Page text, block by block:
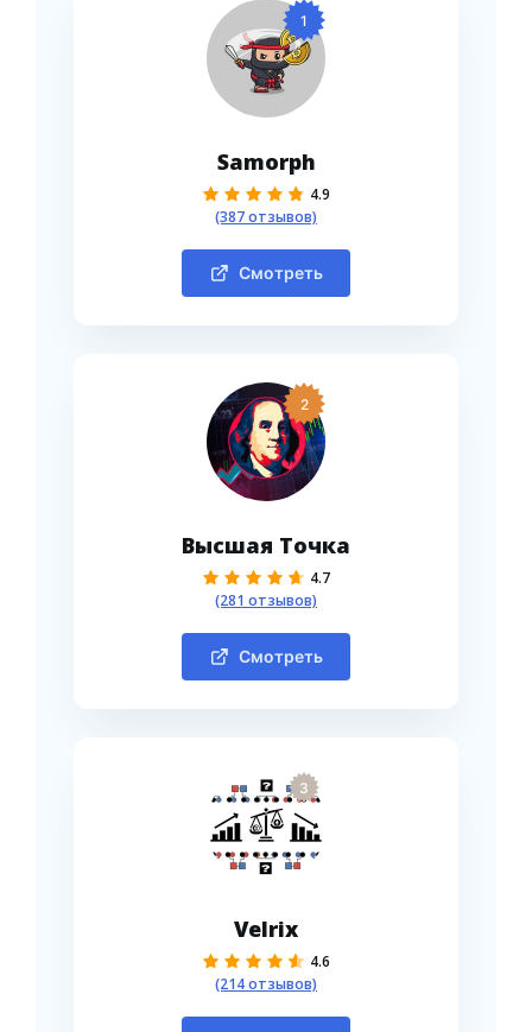
1
Samorph
4.9
(387 отзывов)
Смотреть
2
Высшая Точка
4.7
(281 отзывов)
Смотреть
3
Velrix
4.6
(214 отзывов)